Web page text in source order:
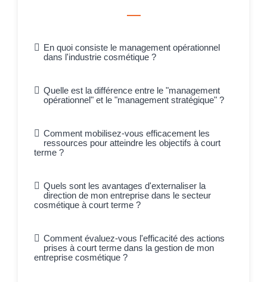
En quoi consiste le management opérationnel
dans l'industrie cosmétique ?
Quelle est la différence entre le "management
opérationnel" et le "management stratégique" ?
Comment mobilisez-vous efficacement les
ressources pour atteindre les objectifs à court
terme ?
Quels sont les avantages d'externaliser la
direction de mon entreprise dans le secteur
cosmétique à court terme ?
Comment évaluez-vous l'efficacité des actions
prises à court terme dans la gestion de mon
entreprise cosmétique ?